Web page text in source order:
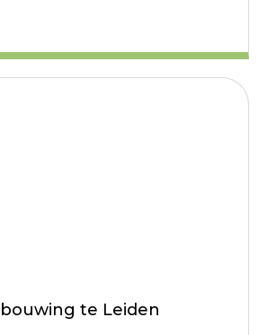
te Leiden